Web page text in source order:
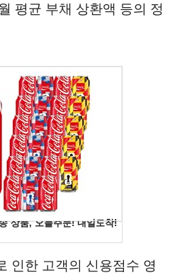
평균 부채 상환액 등의 정
인한 고객의 신용점수 영